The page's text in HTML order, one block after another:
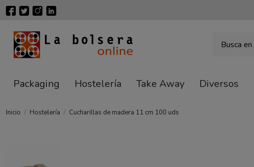
Packaging Hostelería Take Away Diversos
Inicio Hostelería Cucharillas de madera 11 cm 100 uds